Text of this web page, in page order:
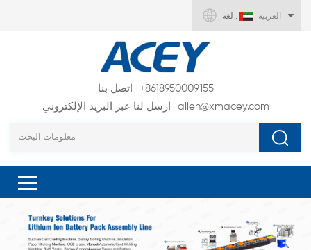
لغة : العربية
اتصل بنا
+8618950009155
ارسل لنا عبر البريد الإلكتروني
allen@xmacey.com